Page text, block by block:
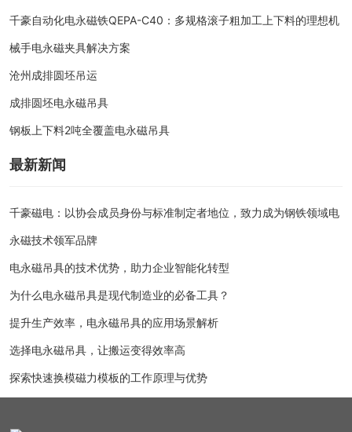
千豪自动化电永磁铁QEPA-C40：多规格滚子粗加工上下料的理想机
械手电永磁夹具解决方案
沧州成排圆坯吊运
成排圆坯电永磁吊具
钢板上下料2吨全覆盖电永磁吊具
最新新闻
千豪磁电：以协会成员身份与标准制定者地位，致力成为钢铁领域电
永磁技术领军品牌
电永磁吊具的技术优势，助力企业智能化转型
为什么电永磁吊具是现代制造业的必备工具？
提升生产效率，电永磁吊具的应用场景解析
选择电永磁吊具，让搬运变得效率高
探索快速换模磁力模板的工作原理与优势